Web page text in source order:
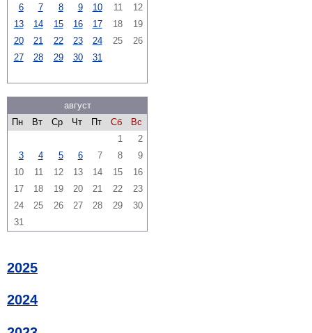
6
7 8 9 10 11
12
13
14 15 16 17 18
19
20
21 22 23 24 25
26
27
28 29 30 31
август
Пн
Вт Ср Чт Пт Сб
Вс
1
2
3
4 5 6 7 8
9
10
11 12 13 14 15
16
17
18 19 20 21 22
23
24
25 26 27 28 29
30
31
2025
2024